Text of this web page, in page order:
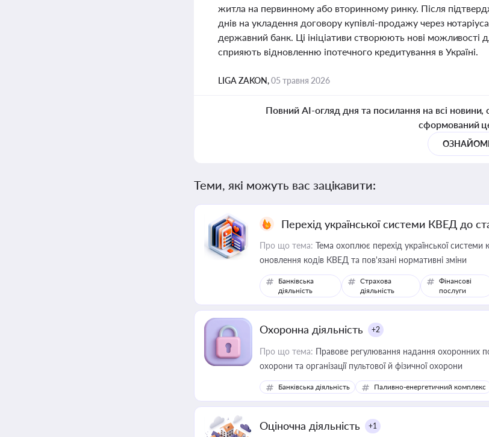
житла на первинному або вторинному ринку. Після
днів на укладення договору купівлі-продажу через
державний банк. Ці ініціативи створюють нові можливості
сприяють відновленню іпотечного кредитування в Україні.
LIGA ZAKON,05 травня 2026
Повний AI-огляд дня та посилання на всі новини,
сформований
Теми, які можуть вас зацікавити:
Перехід української системи КВЕД до
Про що тема: Тема охоплює перехід української системи
оновлення кодів КВЕД та пов'язані нормативні зміни
Банківська
діяльність
Страхова
діяльність
Фінансові
послуги
Охоронна діяльність +2
Про що тема: Правове регулювання надання охоронних
охорони та організації пультової й фізичної охорони
Банківська діяльність Паливно-енергетичний комплекс
Оціночна діяльність +1